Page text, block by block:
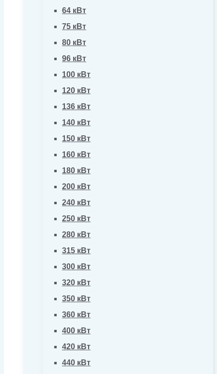
64 кВт
75 кВт
80 кВт
96 кВт
100 кВт
120 кВт
136 кВт
140 кВт
150 кВт
160 кВт
180 кВт
200 кВт
240 кВт
250 кВт
280 кВт
315 кВт
300 кВт
320 кВт
350 кВт
360 кВт
400 кВт
420 кВт
440 кВт